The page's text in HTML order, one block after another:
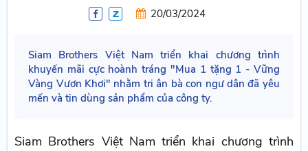
20/03/2024
Siam Brothers Việt Nam triển khai chương trình
khuyến mãi cực hoành tráng "Mua 1 tặng 1 - Vững
Vàng Vươn Khơi" nhằm tri ân bà con ngư dân đã yêu
mến và tin dùng sản phẩm của công ty.
Siam Brothers Việt Nam triển khai chương trình